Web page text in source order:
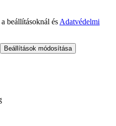
beállításoknál ésAdatvédelmi
Beállítások módosítása